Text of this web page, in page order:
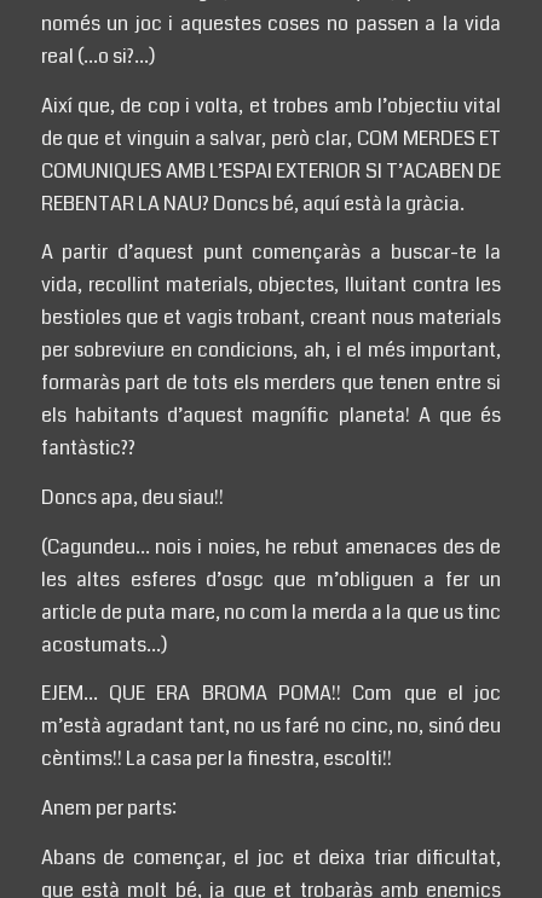
només un joc i aquestes coses no passen a la vida
real (…o si?…)
Així que, de cop i volta, et trobes amb l’objectiu vital
de que et vinguin a salvar, però clar, COM MERDES ET
COMUNIQUES AMB L’ESPAI EXTERIOR SI T’ACABEN DE
REBENTAR LA NAU? Doncs bé, aquí està la gràcia.
A partir d’aquest punt començaràs a buscar-te la
vida, recollint materials, objectes, lluitant contra les
bestioles que et vagis trobant, creant nous materials
per sobreviure en condicions, ah, i el més important,
formaràs part de tots els merders que tenen entre si
els habitants d’aquest magnífic planeta! A que és
fantàstic??
Doncs apa, deu siau!!
(Cagundeu… nois i noies, he rebut amenaces des de
les altes esferes d’osgc que m’obliguen a fer un
article de puta mare, no com la merda a la que us tinc
acostumats…)
EJEM… QUE ERA BROMA POMA!! Com que el joc
m’està agradant tant, no us faré no cinc, no, sinó deu
cèntims!! La casa per la finestra, escolti!!
Anem per parts:
Abans de començar, el joc et deixa triar dificultat,
que està molt bé, ja que et trobaràs amb enemics